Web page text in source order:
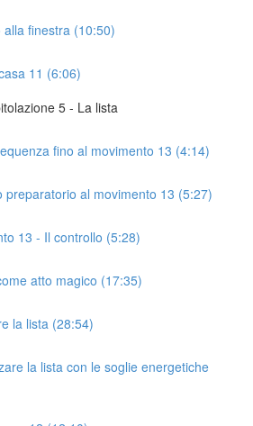
alla finestra (10:50)
11 (6:06)
5 - La lista
fino al movimento 13 (4:14)
preparatorio al movimento 13 (5:27)
13 - Il controllo (5:28)
atto magico (17:35)
la lista (28:54)
la lista con le soglie energetiche